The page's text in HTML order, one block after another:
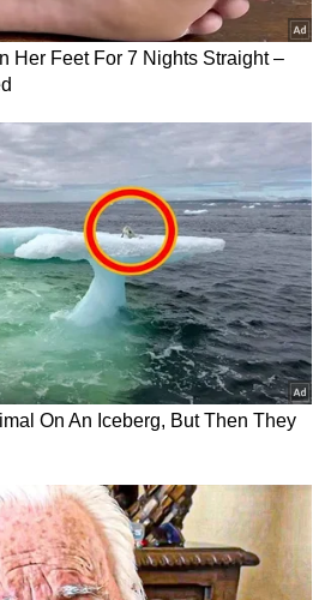
ಮಾಧ್ಯಮದ ಡಿಜಿಟಲ್ ವಿಭಾಗದಲ್ಲಿ ಕಳೆದ
ಮಾಡುತ್ತಿದ್ದೇನೆ. ದೃಶ್ಯ ಮಾಧ್ಯಮ,
5 ವರ್ಷ ಕೆಲಸ ಮಾಡಿದ ಅನುಭವವಿದೆ.
ಸ್ನಾತಕೋತ್ತರ ಪದವಿ.
ದೇಶ, ಜ್ಯೋತಿಷ್ಯ, ಜೀವನಶೈಲಿ,
ಆಸಕ್ತಿ.